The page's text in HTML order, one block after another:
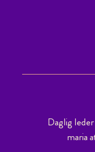
Daglig
maria